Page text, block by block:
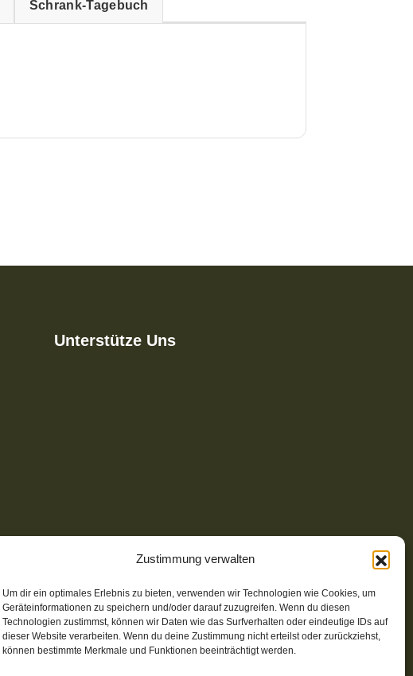
Zustimmung verwalten
Um dir ein optimales Erlebnis zu bieten, verwenden wir Technologien wie Cookies, um
Geräteinformationen zu speichern und/oder darauf zuzugreifen. Wenn du diesen
Technologien zustimmst, können wir Daten wie das Surfverhalten oder eindeutige IDs auf
dieser Website verarbeiten. Wenn du deine Zustimmung nicht erteilst oder zurückziehst,
können bestimmte Merkmale und Funktionen beeinträchtigt werden.
Schrank-Tagebuch
Unterstütze Uns